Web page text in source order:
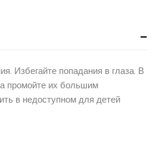
Избегайте попадания в глаза. В
промойте их большим
в недоступном для детей